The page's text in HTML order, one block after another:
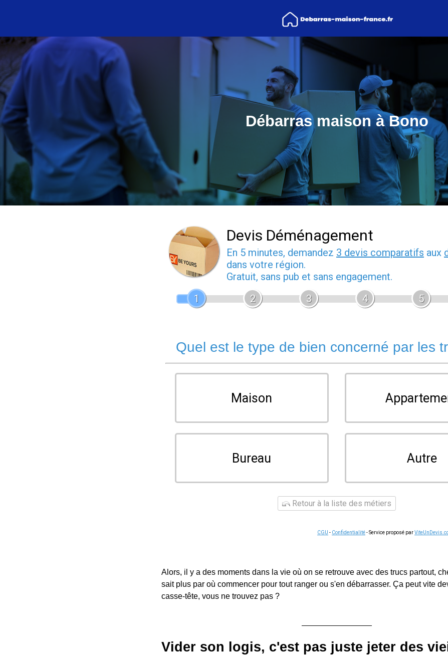
Débarras maison à Bono
Devis Déménagement
En 5 minutes, demandez 3 devis comparatifs aux
dans votre région.
Gratuit, sans pub et sans engagement.
1
2 3 4 5
Quel est le type de bien concerné par les
Maison
Bureau Autre
Retour à la liste des métiers
CGU - Confidentialité- Service proposé par
Alors, il y a des moments dans la vie où on se retrouve avec des trucs partout,
sait plus par où commencer pour tout ranger ou s'en débarrasser. Ça peut vite
casse-tête, vous ne trouvez pas ?
Vider son logis, c'est pas juste jeter des